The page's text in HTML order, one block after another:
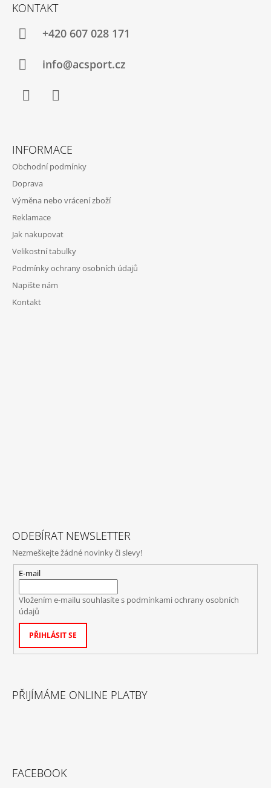
KONTAKT
+420 607 028 171
info@acsport.cz
INFORMACE
Obchodní podmínky
Doprava
Výměna nebo vrácení zboží
Reklamace
Jak nakupovat
Velikostní tabulky
Podmínky ochrany osobních údajů
Napište nám
Kontakt
ODEBÍRAT NEWSLETTER
Nezmeškejte žádné novinky či slevy!
E-mail
Vložením e-mailu souhlasíte s podmínkami ochrany osobních
údajů
PŘIHLÁSIT SE
PŘIJÍMÁME ONLINE PLATBY
FACEBOOK